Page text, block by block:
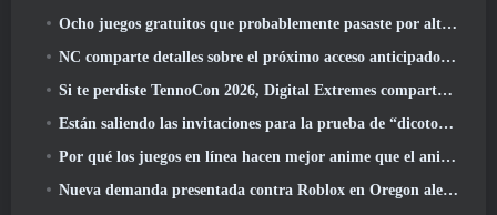
Ocho juegos gratuitos que probablemente pasaste por alto y que forman parte del Train Fest de Steam
NC comparte detalles sobre el próximo acceso anticipado de Aion 2
Si te perdiste TennoCon 2026, Digital Extremes comparte todos los paneles
Están saliendo las invitaciones para la prueba de “dicotomía” de Silver Palace
Por qué los juegos en línea hacen mejor anime que el anime hace juegos
Nueva demanda presentada contra Roblox en Oregon alegando un incidente de preparación infantil